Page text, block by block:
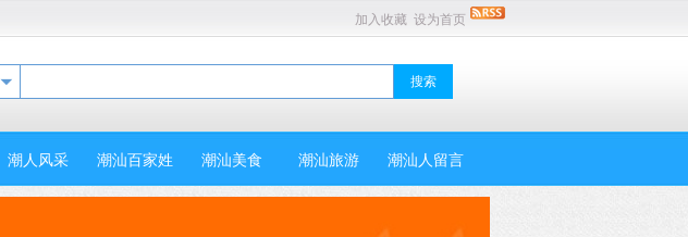
加入收藏 设为首页
潮人风采 潮汕百家姓 潮汕美食 潮汕旅游 潮汕人留言